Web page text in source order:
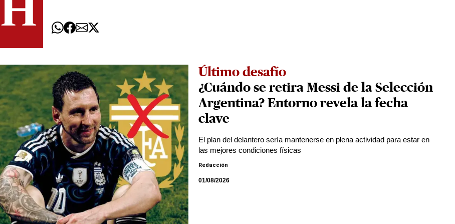
Último desafío
¿Cuándo se retira Messi de la Selección
Argentina? Entorno revela la fecha
clave
El plan del delantero sería mantenerse en plena actividad para estar en
las mejores condiciones físicas
Redacción
01/08/2026